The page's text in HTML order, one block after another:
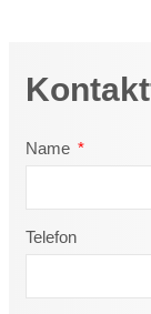
Name
Telefon